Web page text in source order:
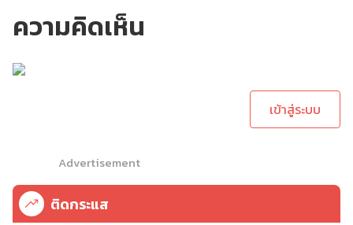
ความคิดเห็น
เข้าสู่ระบบ
Advertisement
ติดกระแส